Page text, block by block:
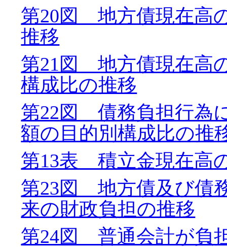
第20図 地方債現在高
推移
第21図 地方債現在高
構成比の推移
第22図 債務負担行為
額の目的別構成比の推
第13表 積立金現在高
第23図 地方債及び債
来の財政負担の推移
第24図 普通会計が負